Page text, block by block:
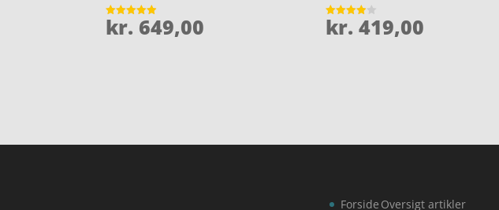
Vurderet
4.9
kr. 649,00
Vurderet
3.9
kr. 419,00
Forside Oversigt artikler